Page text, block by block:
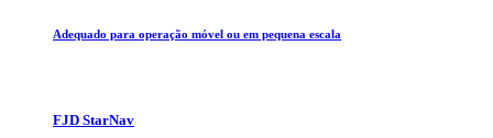
Adequado para operação móvel ou em pequena escala
FJD StarNav